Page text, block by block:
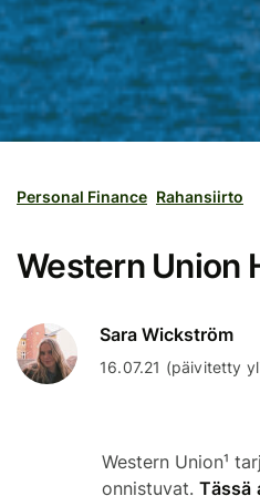
Personal Finance Rahansiirto
Western Union
Sara Wickström
16.07.21 (päivitetty
Western Union¹
onnistuvat.Tässä